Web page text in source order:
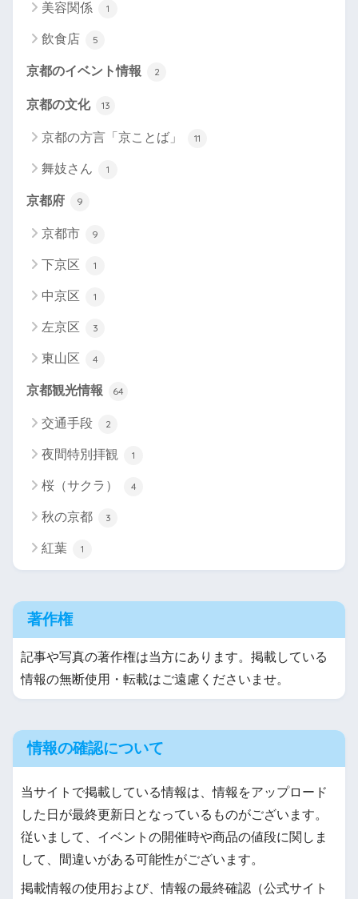
美容関係 1
飲食店 5
京都のイベント情報 2
京都の文化 13
京都の方言「京ことば」 11
舞妓さん 1
京都府 9
京都市 9
下京区 1
中京区 1
左京区 3
東山区 4
京都観光情報 64
交通手段 2
夜間特別拝観 1
桜（サクラ） 4
秋の京都 3
紅葉 1
著作権
記事や写真の著作権は当方にあります。掲載している
情報の無断使用・転載はご遠慮くださいませ。
情報の確認について
当サイトで掲載している情報は、情報をアップロード
した日が最終更新日となっているものがございます。
従いまして、イベントの開催時や商品の値段に関しま
して、間違いがある可能性がございます。
掲載情報の使用および、情報の最終確認（公式サイト